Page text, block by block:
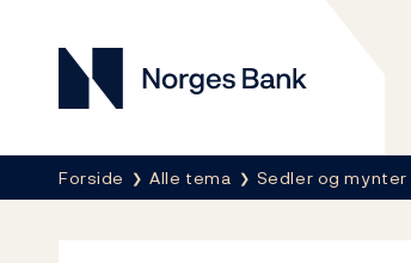
Norges Bank
Her er du nå:
Forside Alle tema Sedler og mynter